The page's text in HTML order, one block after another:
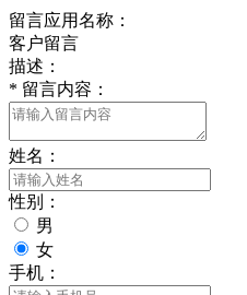
留言应用名称：
客户留言
描述：
* 留言内容：
姓名：
性别：
男
女
手机：